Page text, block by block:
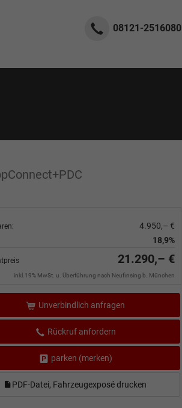
08121-2516080
4.950,– €
18,9%
21.290,– €
inkl.19% MwSt. u. Überführung nach Neufinsing b. München
Unverbindlich anfragen
Rückruf anfordern
parken (merken)
PDF-Datei, Fahrzeugexposé drucken